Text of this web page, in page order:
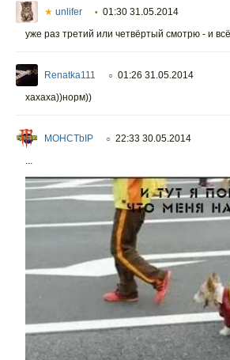
★ unlifer • 01:30 31.05.2014
уже раз третий или четвёртый смотрю - и
Renatka111 ○ 01:26 31.05.2014
хахаха))норм))
MOHCTbIP ○ 22:33 30.05.2014